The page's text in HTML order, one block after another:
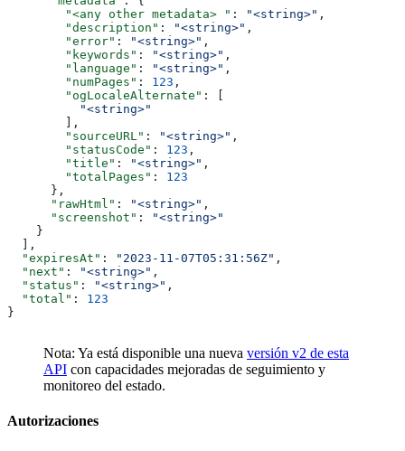
        "<any other metadata> "
: "<string>" ,
        "description"
: "<string>" ,
        "error"
: "<string>" ,
        "keywords"
: "<string>" ,
        "language"
: "<string>" ,
        "numPages"
: 123 ,
        "ogLocaleAlternate"
: [
          "<string>"
        ],
        "sourceURL"
: "<string>" ,
        "statusCode"
: 123 ,
        "title"
: "<string>" ,
        "totalPages"
: 123
      },
      "rawHtml"
: "<string>" ,
      "screenshot"
:
"<string>"
    }
  ],
  "expiresAt"
: "2023-11-07T05:31:56Z" ,
  "next"
: "<string>" ,
  "status"
: "<string>" ,
  "total"
: 123
}
Nota: Ya está disponible una nueva versión v2 de esta
API con capacidades mejoradas de seguimiento y
monitoreo del estado.
Autorizaciones